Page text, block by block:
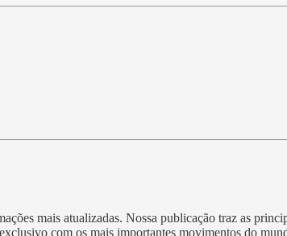
mais atualizadas. Nossa publicação traz as
com os mais importantes movimentos do